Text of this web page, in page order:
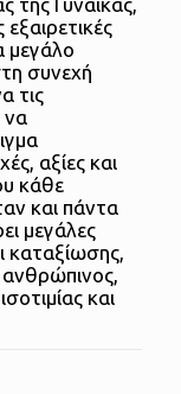
μεγάλο
συνεχή
τις
να
αξίες και
κάθε
και πάντα
μεγάλες
καταξίωσης,
και